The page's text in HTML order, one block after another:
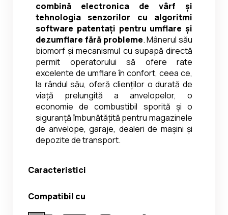
combină electronica de vârf și
tehnologia senzorilor cu algoritmi
software patentați pentru umflare și
dezumflare fără probleme. Mânerul său
biomorf și mecanismul cu supapă directă
permit operatorului să ofere rate
excelente de umflare în confort, ceea ce,
la rândul său, oferă clienților o durată de
viață prelungită a anvelopelor, o
economie de combustibil sporită și o
siguranță îmbunătățită pentru magazinele
de anvelope, garaje, dealeri de mașini și
depozite de transport.
Caracteristici
Compatibil cu